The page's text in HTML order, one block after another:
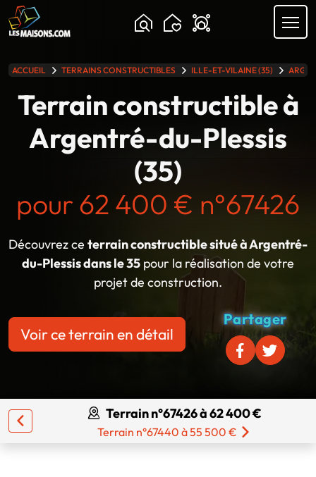
ACCUEIL TERRAINS CONSTRUCTIBLES ILLE-ET-VILAINE (35)
Terrain constructible à
Argentré-du-Plessis
(35)
pour 62 400 € n°67426
Découvrez ce terrain constructible situé à Argentré-
du-Plessis dans le 35 pour la réalisation de votre
projet de construction.
Voir ce terrain en détail
Partager
Terrain n°67426 à 62 400 €
Terrain n°67440 à 55 500 €